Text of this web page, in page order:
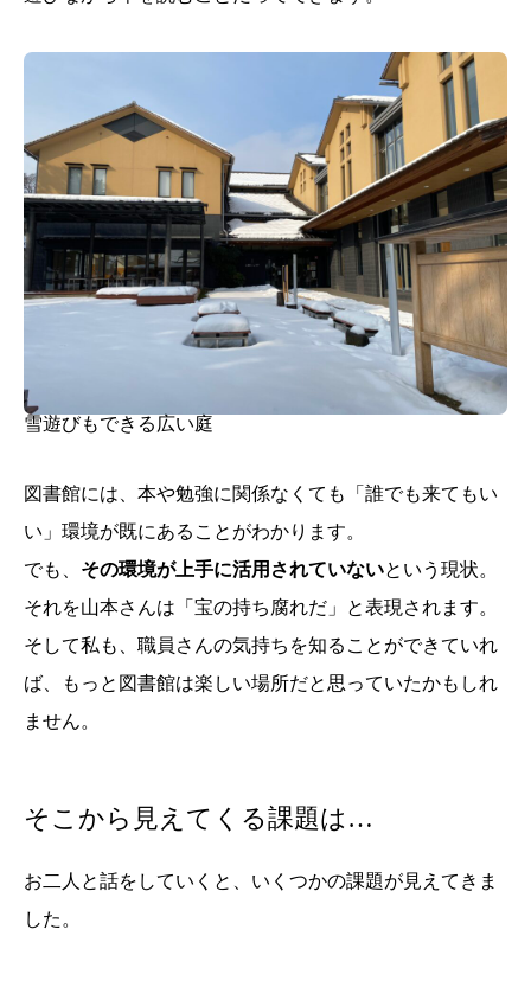
雪遊びもできる広い庭
図書館には、本や勉強に関係なくても「誰でも来てもい
い」環境が既にあることがわかります。
でも、 その環境が上手に活用されていないという現状。
それを山本さんは「宝の持ち腐れだ」と表現されます。
そして私も、職員さんの気持ちを知ることができていれ
ば、もっと図書館は楽しい場所だと思っていたかもしれ
ません。
そこから見えてくる課題は…
お二人と話をしていくと、いくつかの課題が見えてきま
した。